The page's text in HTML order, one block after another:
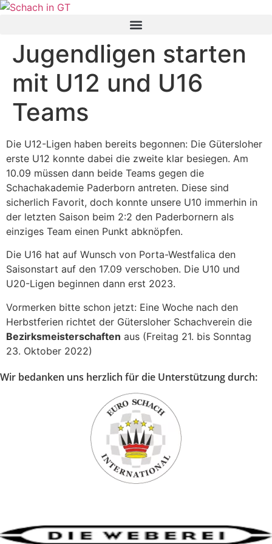
Zum
Jugendligen starten
mit U12 und U16
Teams
Die U12-Ligen haben bereits begonnen: Die Gütersloher
erste U12 konnte dabei die zweite klar besiegen. Am
10.09 müssen dann beide Teams gegen die
Schachakademie Paderborn antreten. Diese sind
sicherlich Favorit, doch konnte unsere U10 immerhin in
der letzten Saison beim 2:2 den Paderbornern als
einziges Team einen Punkt abknöpfen.
Die U16 hat auf Wunsch von Porta-Westfalica den
Saisonstart auf den 17.09 verschoben. Die U10 und
U20-Ligen beginnen dann erst 2023.
Vormerken bitte schon jetzt: Eine Woche nach den
Herbstferien richtet der Gütersloher Schachverein die
Bezirksmeisterschaften aus (Freitag 21. bis Sonntag
23. Oktober 2022)
Wir bedanken uns herzlich für die Unterstützung durch: